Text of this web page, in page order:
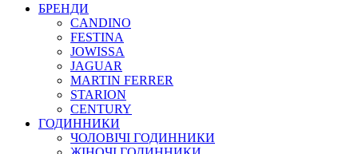
БРЕНДИ
CANDINO
FESTINA
JOWISSA
JAGUAR
MARTIN FERRER
STARION
CENTURY
ГОДИННИКИ
ЧОЛОВІЧІ ГОДИННИКИ